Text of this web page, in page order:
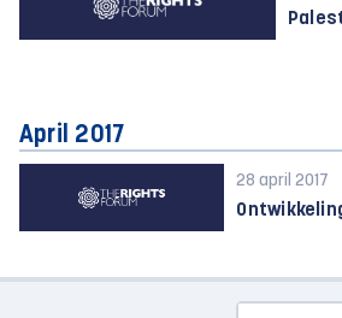
April 2017
28 april 2017